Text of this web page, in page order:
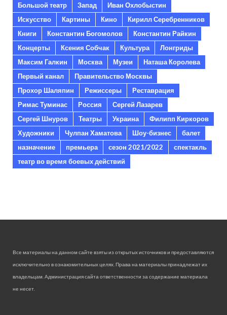
Большой театр
Запад
Иван Охлобыстин
Искусство
Картины Кино
Кирилл Серебренников
Книги
Константин Богомолов
Константин Райкин
Концерты
Ксения Собчак Культура
Лонгриды
Максим Галкин
Москва Музеи
Наташа Королева
Первый канал
Правительство Москвы
Прохор Шаляпин
Режиссеры
Реставрация
Римас Туминас
Россия
Сергей Лазарев
Сергей Шнуров
Театры Украина
Филипп Киркоров
Художники
Чулпан Хаматова Шоу-бизнес
балет
назначение
премьера сезон 2021/2022
спектакль
театр во время боевых действий
Все материалы на данном сайте взяты из открытых источников и предоставляются
исключительно в ознакомительных целях. Права на материалы принадлежат их
владельцам. Администрация сайта ответственности за содержание материала
не несет.